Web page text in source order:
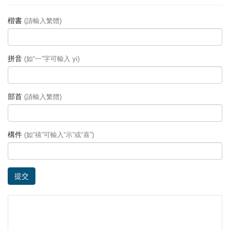
楷書 (請輸入繁體)
拼音 (如“一”字可輸入 yi)
部首 (請輸入繁體)
構件 (如“禧”可輸入“示”或“喜”)
提交